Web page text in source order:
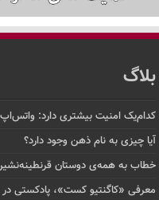
بلاگ
کدام‌یک امنیت بیشتری دارد:
آیا چیزی به نام ذهن وجود دارد؟
خطاب به همه‌ی دوستان
معرفی «کاگنتیو کست»، پادکستی